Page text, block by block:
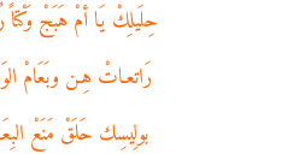
حِلَيلِكْ يَا أمْ هَبَجْ
رَاتعـاتْ هِـن وبَعَامْ
بولِيسِك حَلَقْ مَنَعْ